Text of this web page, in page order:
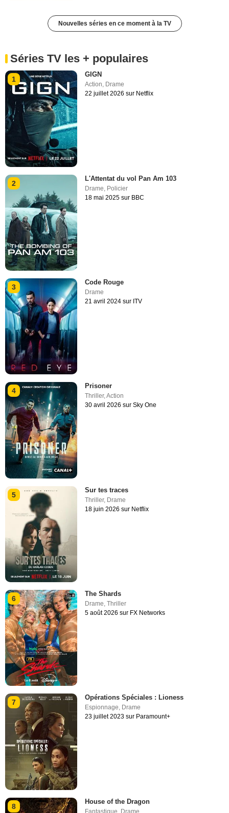
Nouvelles séries en ce moment à la TV
Séries TV les + populaires
1
GIGN
Action, Drame
22 juillet 2026 sur Netflix
2
L'Attentat du vol Pan Am 103
Drame Policier
18 mai 2025 sur BBC
3
Code Rouge
Drame
21 avril 2024 sur ITV
4
Prisoner
Thriller,Action
30 avril 2026 sur Sky One
5
Sur tes traces
Thriller, Drame
18 juin 2026 sur Netflix
6
The Shards
Drame,Thriller
5 août 2026 sur FX Networks
7
Opérations Spéciales : Lioness
Espionnage, Drame
23 juillet 2023 sur Paramount+
8
House of the Dragon
Fantastique Drame